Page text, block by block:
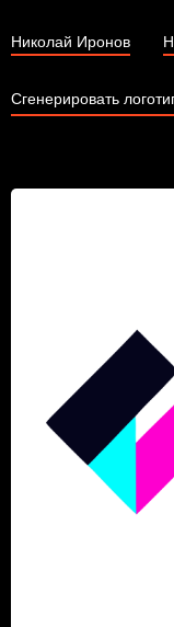
Николай Иронов
Сгенерировать